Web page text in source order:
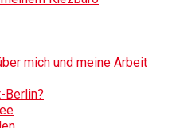
mich und meine Arbeit
Berlin?